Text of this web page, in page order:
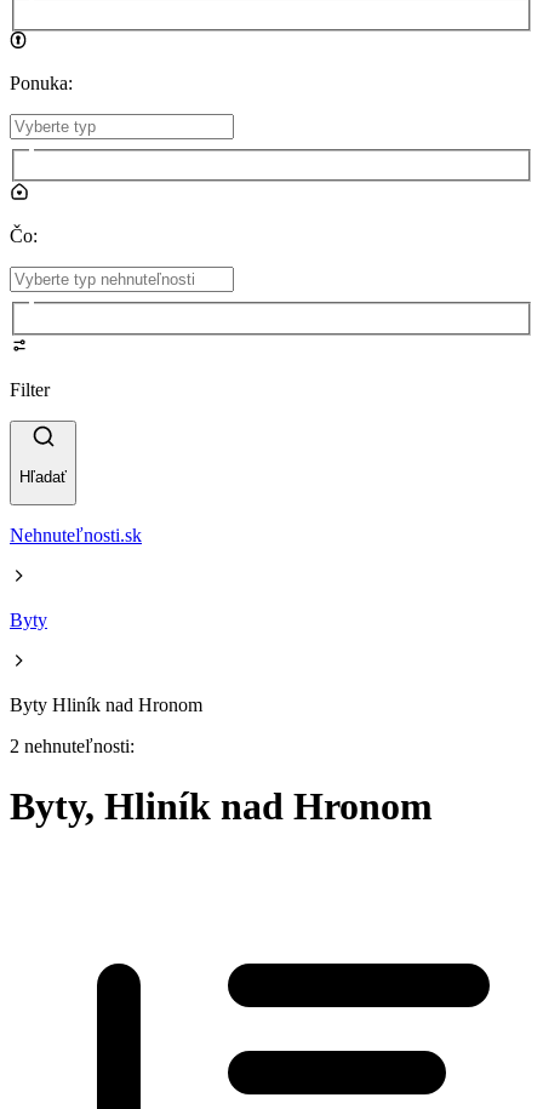
Ponuka:
Čo:
Filter
Hľadať
Nehnuteľnosti.sk
Byty
Byty Hliník nad Hronom
2 nehnuteľnosti:
Byty, Hliník nad Hronom